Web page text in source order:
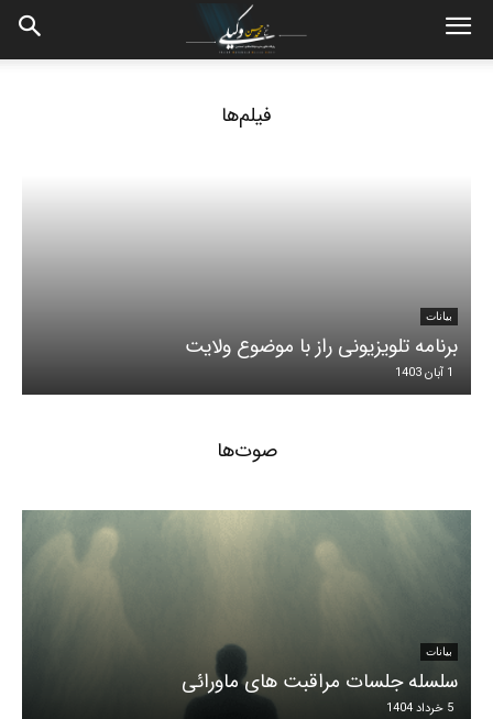
فیلم‌ها
بیانات
برنامه تلویزیونی راز با موضوع ولایت
1 آبان 1403
صوت‌ها
بیانات
سلسله جلسات مراقبت های ماورائی
5 خرداد 1404